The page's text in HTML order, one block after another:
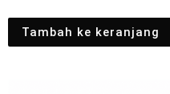
Tambah ke keranjang